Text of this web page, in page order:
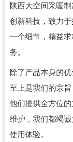
陕西大空间采暖
创新科技，致力
一个细节，精益
务。
除了产品本身的
至上是我们的宗
他们提供全方位
维护，我们都竭
使用体验。